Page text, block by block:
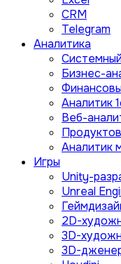
CRM
Telegram
Аналитика
Бизнес-
Aналитик
Веб-
Аналитик
Игры
Unity-
Unreal
2D-
3D-
3D-